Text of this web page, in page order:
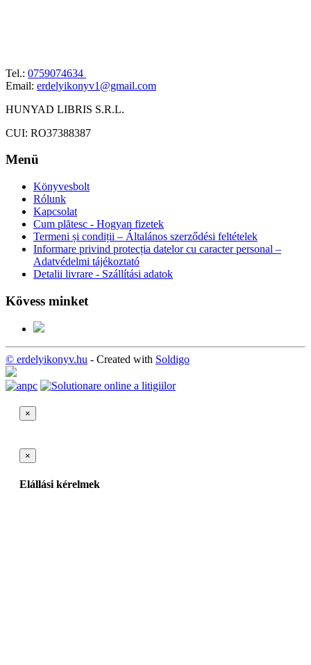
Tel.: 0759074634
Email: erdelyikonyv1@gmail.com
HUNYAD LIBRIS S.R.L.
CUI: RO37388387
Menü
Könyvesbolt
Rólunk
Kapcsolat
Cum plătesc - Hogyan fizetek
Termeni și condiții – Általános szerződési feltételek
Informare privind protecția datelor cu caracter personal –
Adatvédelmi tájékoztató
Detalii livrare - Szállítási adatok
Kövess minket
© erdelyikonyv.hu - Created with Soldigo
×
×
Elállási kérelmek